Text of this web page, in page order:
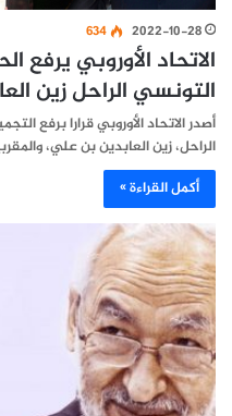
2022-10-28
634
الاتحاد الأوروبي يرفع
التونسي الراحل زين
الراحل، زين العابدين ‏بن علي،
أكمل القراءة »